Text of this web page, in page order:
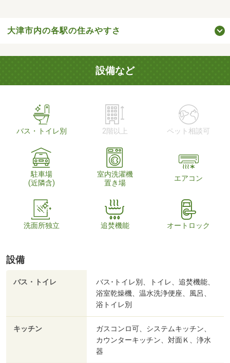
大津市内の各駅の住みやすさ
設備など
バス・トイレ別 2階以上 ペット相談可
駐車場
(近隣含)
室内洗濯機
置き場
エアコン
洗面所独立 追焚機能 オートロック
設備
バス・トイレ
バス･トイレ別、トイレ、追焚機能、
浴室乾燥機、温水洗浄便座、風呂、
浴トイレ別
キッチン
ガスコンロ可、システムキッチン、
カウンターキッチン、対面Ｋ、浄水
器